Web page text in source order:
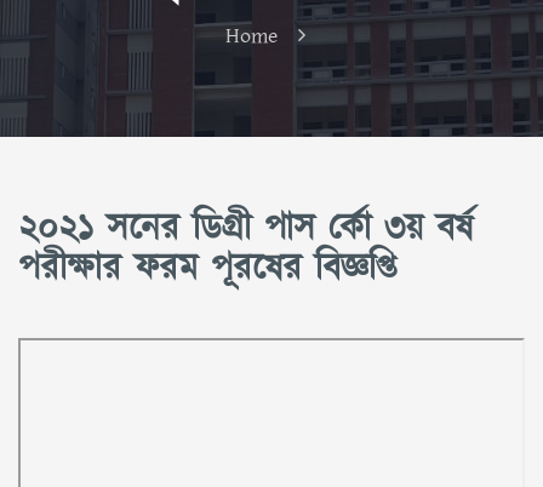
Home
২০২১ সনের ডিগ্রী পাস র্কো ৩য় বর্ষ
পরীক্ষার ফরম পূরষের বিজ্ঞপ্তি